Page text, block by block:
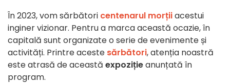
În 2023, vom sărbători centenarul morțiiacestui
inginer vizionar. Pentru a marca această ocazie, în
capitală sunt organizate o serie de evenimente și
activități. Printre aceste sărbători, atenția noastră
este atrasă de această expozițieanunțată în
program.